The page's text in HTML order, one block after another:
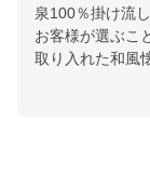
泉100％掛け流
お客様が選ぶこ
取り入れた和風